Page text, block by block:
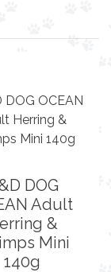
DOG
Adult
&
Mini
140g